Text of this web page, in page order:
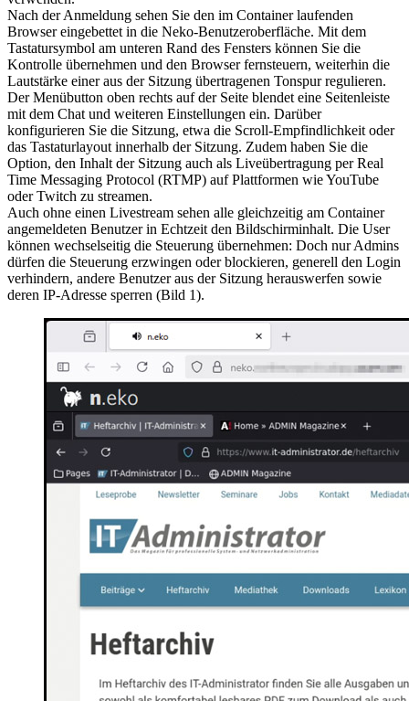
Nach der Anmeldung sehen Sie den im Container laufenden
Browser eingebettet in die Neko-Benutzeroberfläche. Mit dem
Tastatursymbol am unteren Rand des Fensters können Sie die
Kontrolle übernehmen und den Browser fernsteuern, weiterhin die
Lautstärke einer aus der Sitzung übertragenen Tonspur regulieren.
Der Menübutton oben rechts auf der Seite blendet eine Seitenleiste
mit dem Chat und weiteren Einstellungen ein. Darüber
konfigurieren Sie die Sitzung, etwa die Scroll-Empfindlichkeit oder
das Tastaturlayout innerhalb der Sitzung. Zudem haben Sie die
Option, den Inhalt der Sitzung auch als Liveübertragung per Real
Time Messaging Protocol (RTMP) auf Plattformen wie YouTube
oder Twitch zu streamen.
Auch ohne einen Livestream sehen alle gleichzeitig am Container
angemeldeten Benutzer in Echtzeit den Bildschirminhalt. Die User
können wechselseitig die Steuerung übernehmen: Doch nur Admins
dürfen die Steuerung erzwingen oder blockieren, generell den Login
verhindern, andere Benutzer aus der Sitzung herauswerfen sowie
deren IP-Adresse sperren (Bild 1).